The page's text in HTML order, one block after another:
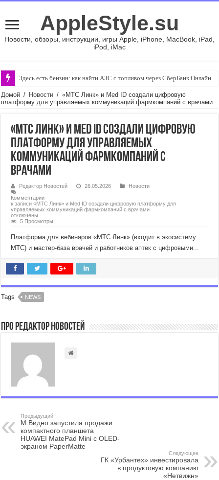
AppleStyle.su
Новости, обзоры, инструкции, игры Apple, iPhone, MacBook, iPad,
iPod, iMac
Здесь есть бензин: как найти АЗС с топливом через СберБанк Онлайн
Домой / Новости / «МТС Линк» и Med ID создали цифровую
платформу для управляемых коммуникаций фармкомпаний с врачами
«МТС Линк» и Med ID создали цифровую
платформу для управляемых
коммуникаций фармкомпаний с
врачами
Редактор Новостей 26.05.2026
Новости
Комментарии
к записи «МТС Линк» и Med ID создали цифровую платформу для
управляемых коммуникаций фармкомпаний с врачами
отключены
5 Просмотры
Платформа для вебинаров «МТС Линк» (входит в экосистему
МТС) и мастер-база врачей и работников аптек с цифровыми...
Tags NEWS
Про Редактор Новостей
Предыдущий
М.Видео запустила продажи
компактного планшета
HUAWEI MatePad Mini с OLED-
экраном PaperMatte
Следующее
ГК «Урбантех» инвестировала
в продуктовую компанию
«Нетвижн»